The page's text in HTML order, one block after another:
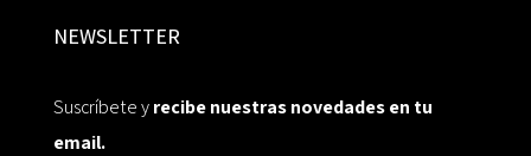
NEWSLETTER
Suscríbete yrecibe nuestras novedades en tu
email.